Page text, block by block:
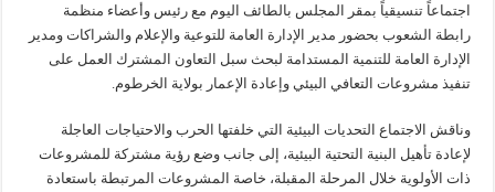
اجتماعاً تنسيقياً بمقر المجلس بالطائف اليوم مع رئيس وأعضاء منظمة
رابطة الشعوب بحضور مدير الإدارة العامة للتوعية والإعلام والشراكات ومدير
الإدارة العامة للتنمية المستدامة لبحث سبل التعاون المشترك العمل على
تنفيذ مشروعات التعافي البيئي وإعادة الإعمار بولاية الخرطوم.
وناقش الاجتماع التحديات البيئية التي خلفتها الحرب والاحتياجات العاجلة
لإعادة تأهيل البنية التحتية البيئية، إلى جانب وضع رؤية مشتركة للمشروعات
ذات الأولوية خلال المرحلة المقبلة، خاصة المشروعات المرتبطة باستعادة